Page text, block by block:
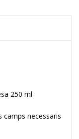
250 ml
camps necessaris